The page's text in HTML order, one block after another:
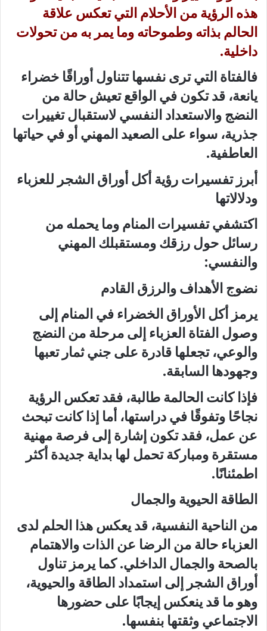
هذه الرؤية من الأحلام التي تعكس علاقة
الحالم بذاته وطموحاته وما يمر به من تحولات
داخلية.
فالفتاة التي ترى نفسها تتناول أوراقًا خضراء
يانعة، قد تكون في الواقع تعيش حالة من
النضج والاستعداد النفسي لاستقبال تغييرات
جذرية، سواء على الصعيد المهني أو في حياتها
العاطفية.
أبرز تفسيرات رؤية أكل أوراق الشجر للعزباء
ودلالاتها
اكتشفي تفسيرات المنام وما يحمله من
رسائل حول رزقك ومستقبلك المهني
والنفسي:
نضوج الأهداف والرزق القادم
يرمز أكل الأوراق الخضراء في المنام إلى
وصول الفتاة العزباء إلى مرحلة من النضج
والوعي، تجعلها قادرة على جني ثمار تعبها
وجهودها السابقة.
فإذا كانت الحالمة طالبة، فقد تعكس الرؤية
نجاحًا وتفوقًا في دراستها، أما إذا كانت تبحث
عن عمل، فقد تكون إشارة إلى فرصة مهنية
مستقرة ومباركة تحمل لها بداية جديدة أكثر
اطمئنانًا.
الطاقة الحيوية والجمال
من الناحية النفسية، قد يعكس هذا الحلم لدى
العزباء حالة من الرضا عن الذات والاهتمام
بالصحة والجمال الداخلي. كما يرمز تناول
أوراق الشجر إلى استمداد الطاقة والحيوية،
وهو ما قد ينعكس إيجابًا على حضورها
الاجتماعي وثقتها بنفسها.